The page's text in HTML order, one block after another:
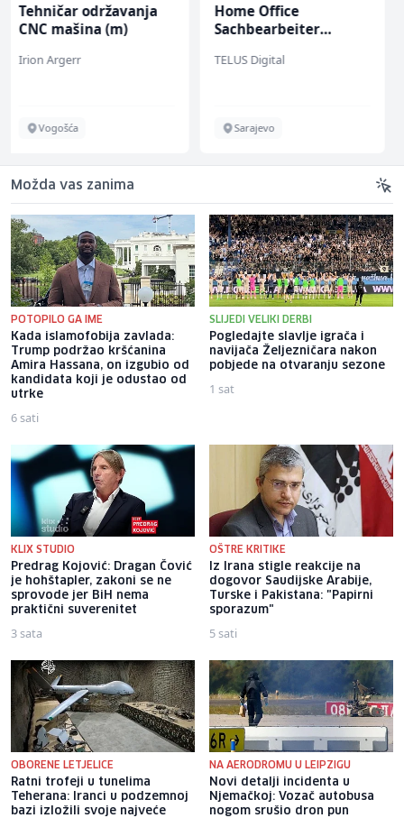
Home Office
Sachbearbeiter
bekannten deutschen
TELUS Digital
Sarajevo
Kuhinjski pomoćnik
(m/ž)
Restoran Golf Klub
Sarajevo
Možda vas zanima
POTOPILO GA IME
Kada islamofobija zavlada:
Trump podržao kršćanina
Amira Hassana, on izgubio od
kandidata koji je odustao od
utrke
6 sati
SLIJEDI VELIKI DERBI
Pogledajte slavlje igrača i
navijača Željezničara nakon
pobjede na otvaranju sezone
1 sat
KLIX STUDIO
Predrag Kojović: Dragan Čović
je hohštapler, zakoni se ne
sprovode jer BiH nema
praktični suverenitet
3 sata
OŠTRE KRITIKE
Iz Irana stigle reakcije na
dogovor Saudijske Arabije,
Turske i Pakistana: "Papirni
sporazum"
5 sati
OBORENE LETJELICE
Ratni trofeji u tunelima
Teherana: Iranci u podzemnoj
bazi izložili svoje najveće
NA AERODROMU U LEIPZIGU
Novi detalji incidenta u
Njemačkoj: Vozač autobusa
nogom srušio dron pun